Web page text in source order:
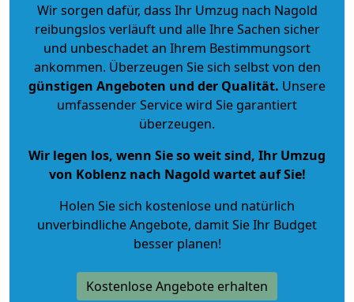
Wir sorgen dafür, dass Ihr Umzug nach Nagold
reibungslos verläuft und alle Ihre Sachen sicher
und unbeschadet an Ihrem Bestimmungsort
ankommen. Überzeugen Sie sich selbst von den
günstigen Angeboten und der Qualität. Unsere
umfassender Service wird Sie garantiert
überzeugen.
Wir legen los, wenn Sie so weit sind, Ihr Umzug
von Koblenz nach Nagold wartet auf Sie!
Holen Sie sich kostenlose und natürlich
unverbindliche Angebote, damit Sie Ihr Budget
besser planen!
Kostenlose Angebote erhalten